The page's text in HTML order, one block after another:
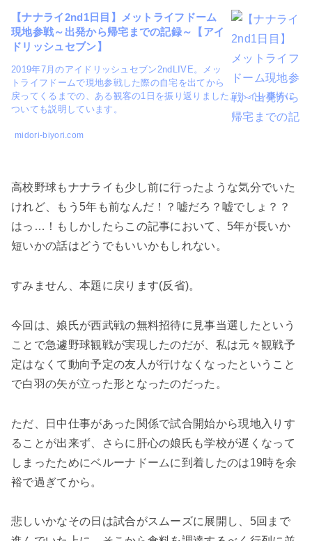
【ナナライ2nd1日目】メットライフドーム
現地参戦～出発から帰宅までの記録～【アイ
ドリッシュセブン】
2019年7月のアイドリッシュセブン2ndLIVE。メッ
トライフドームで現地参戦した際の自宅を出てから
戻ってくるまでの、ある観客の1日を振り返りました。トイレ事情に
ついても説明しています。
midori-biyori.com
高校野球もナナライも少し前に行ったような気分でいた
けれど、もう5年も前なんだ！？嘘だろ？嘘でしょ？？
はっ…！もしかしたらこの記事において、5年が長いか
短いかの話はどうでもいいかもしれない。
すみません、本題に戻ります(反省)。
今回は、娘氏が西武戦の無料招待に見事当選したという
ことで急遽野球観戦が実現したのだが、私は元々観戦予
定はなくて動向予定の友人が行けなくなったということ
で白羽の矢が立った形となったのだった。
ただ、日中仕事があった関係で試合開始から現地入りす
ることが出来ず、さらに肝心の娘氏も学校が遅くなって
しまったためにベルーナドームに到着したのは19時を余
裕で過ぎてから。
悲しいかなその日は試合がスムーズに展開し、5回まで